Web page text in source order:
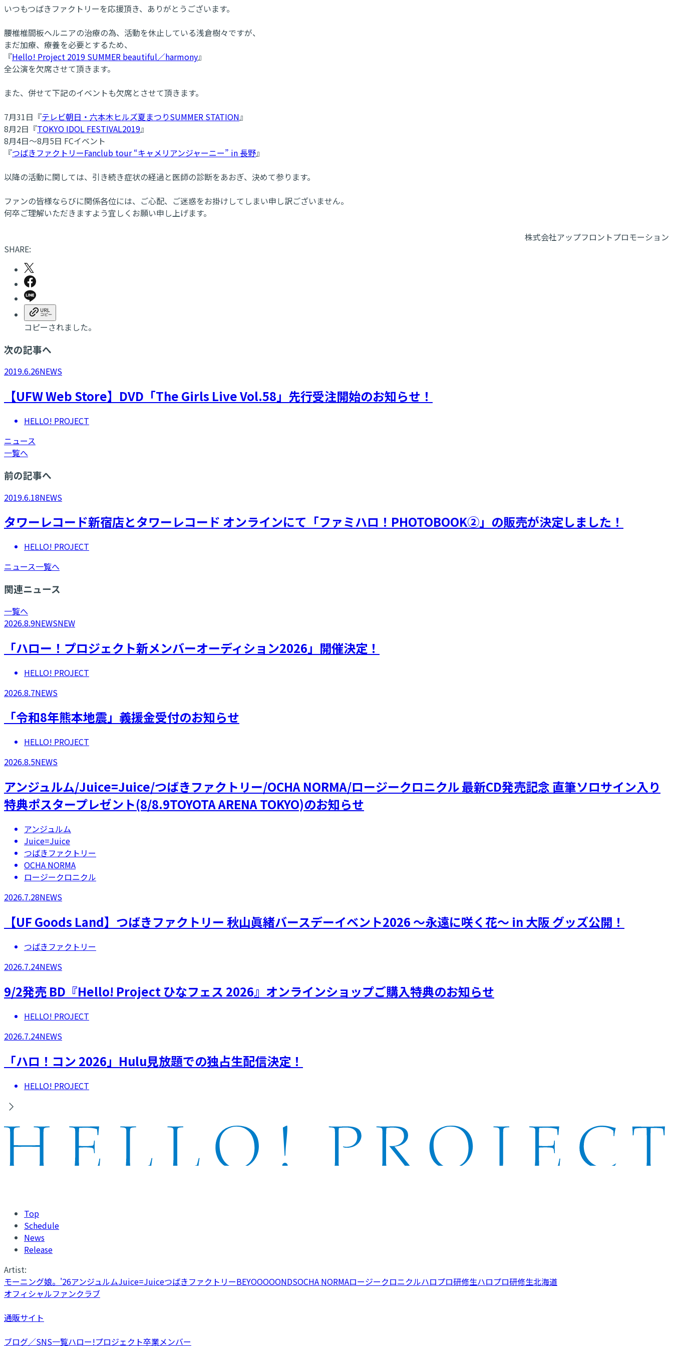
いつもつばきファクトリーを応援頂き、ありがとうございます。
腰椎椎間板ヘルニアの治療の為、活動を休止している浅倉樹々ですが、
まだ加療、療養を必要とするため、
『Hello! Project 2019 SUMMER beautiful／harmony』
全公演を欠席させて頂きます。
また、併せて下記のイベントも欠席とさせて頂きます。
7月31日『テレビ朝日・六本木ヒルズ夏まつりSUMMER STATION』
8月2日『TOKYO IDOL FESTIVAL2019』
8月4日〜8月5日 FCイベント
『つばきファクトリーFanclub tour “キャメリアンジャーニー” in 長野』
以降の活動に関しては、引き続き症状の経過と医師の診断をあおぎ、決めて参ります。
ファンの皆様ならびに関係各位には、ご心配、ご迷惑をお掛けしてしまい申し訳ございません。
何卒ご理解いただきますよう宜しくお願い申し上げます。
株式会社アップフロントプロモーション
SHARE:
コピーされました。
次の記事へ
2019.6.26NEWS
【UFW Web Store】DVD「The Girls Live Vol.58」先行受注開始のお知らせ！
HELLO! PROJECT
ニュース
一覧へ
前の記事へ
2019.6.18NEWS
タワーレコード新宿店とタワーレコード オンラインにて「ファミハロ！PHOTOBOOK②」の販売が決定しました！
HELLO! PROJECT
ニュース一覧へ
関連ニュース
一覧へ
2026.8.9NEWSNEW
「ハロー！プロジェクト新メンバーオーディション2026」開催決定！
HELLO! PROJECT
2026.8.7NEWS
「令和8年熊本地震」義援金受付のお知らせ
HELLO! PROJECT
2026.8.5NEWS
アンジュルム/Juice=Juice/つばきファクトリー/OCHA NORMA/ロージークロニクル 最新CD発売記念 直筆ソロサイン入り
特典ポスタープレゼント(8/8.9TOYOTA ARENA TOKYO)のお知らせ
アンジュルム
Juice=Juice
つばきファクトリー
OCHA NORMA
ロージークロニクル
2026.7.28NEWS
【UF Goods Land】つばきファクトリー 秋山眞緒バースデーイベント2026 ～永遠に咲く花～ in 大阪 グッズ公開！
つばきファクトリー
2026.7.24NEWS
9/2発売 BD『Hello! Project ひなフェス 2026』オンラインショップご購入特典のお知らせ
HELLO! PROJECT
2026.7.24NEWS
「ハロ！コン 2026」Hulu見放題での独占生配信決定！
HELLO! PROJECT
Top
Schedule
News
Release
Artist:
モーニング娘。'26アンジュルムJuice=JuiceつばきファクトリーBEYOOOOONDSOCHA NORMAロージークロニクルハロプロ研修生ハロプロ研修生北海道
オフィシャルファンクラブ
通販サイト
ブログ／SNS一覧ハロー!プロジェクト卒業メンバー